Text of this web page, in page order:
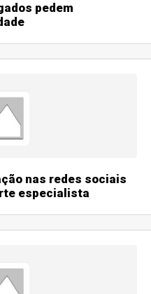
pedem
nas redes sociais
especialista